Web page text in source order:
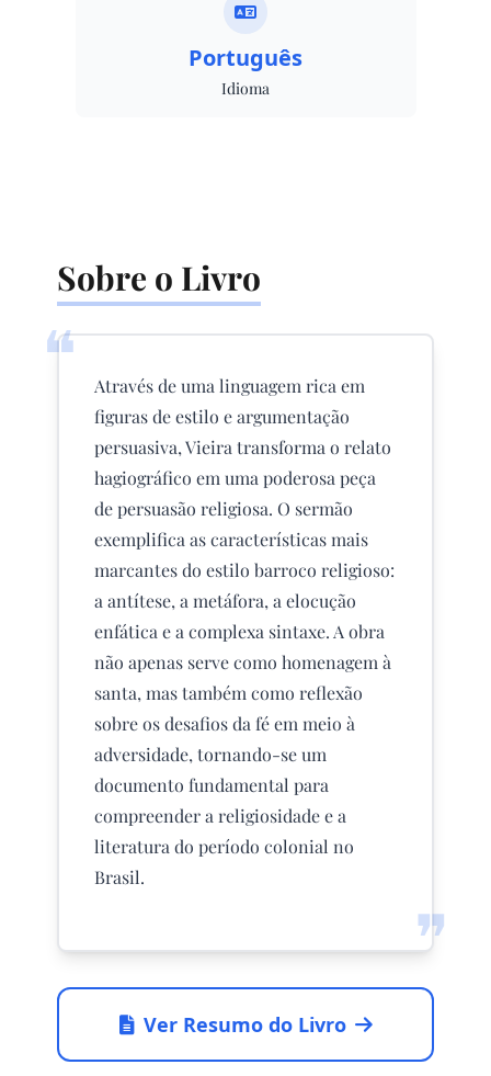
Português
Idioma
Sobre o Livro
❝
❞
Através de uma linguagem rica em
figuras de estilo e argumentação
persuasiva, Vieira transforma o relato
hagiográfico em uma poderosa peça
de persuasão religiosa. O sermão
exemplifica as características mais
marcantes do estilo barroco religioso:
a antítese, a metáfora, a elocução
enfática e a complexa sintaxe. A obra
não apenas serve como homenagem à
santa, mas também como reflexão
sobre os desafios da fé em meio à
adversidade, tornando-se um
documento fundamental para
compreender a religiosidade e a
literatura do período colonial no
Brasil.
Ver Resumo do Livro